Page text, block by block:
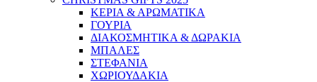
ΚΕΡΙΑ & ΑΡΩΜΑΤΙΚΑ
ΓΟΥΡΙΑ
ΔΙΑΚΟΣΜΗΤΙΚΑ & ΔΩΡΑΚΙΑ
ΜΠΑΛΕΣ
ΣΤΕΦΑΝΙΑ
ΧΩΡΙΟΥΔΑΚΙΑ